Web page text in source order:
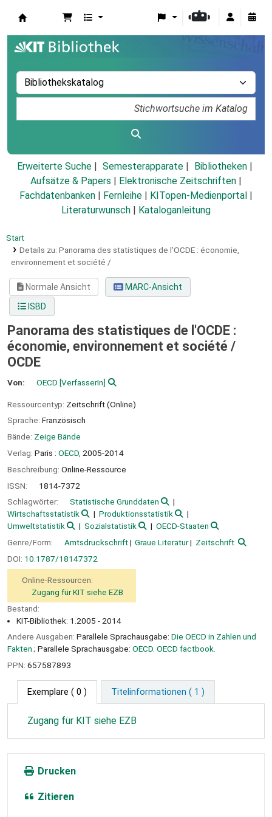
Erweiterte Suche Semesterapparate
Bibliotheken
Aufsätze & Papers
Elektronische Zeitschriften
Fachdatenbanken
Fernleihe KITopen-Medienportal
Literaturwunsch
Kataloganleitung
Start
Details zu: Panorama des statistiques de l'OCDE : économie,
environnement et société /
Normale Ansicht
MARC-Ansicht
ISBD
Panorama des statistiques de l'OCDE :
économie, environnement et société /
OCDE
Von: OECD [VerfasserIn]
Ressourcentyp: Zeitschrift (Online)
Sprache: Französisch
Bände: Zeige Bände
Verlag: Paris : OECD, 2005-2014
Beschreibung: Online-Ressource
ISSN:
1814-7372
Schlagwörter:
Statistische Grunddaten
Wirtschaftsstatistik
Produktionsstatistik
Umweltstatistik
Sozialstatistik
OECD-Staaten
Genre/Form:
Amtsdruckschrift Graue Literatur
Zeitschrift
DOI: 10.1787/18147372
Online-Ressourcen:
Zugang für KIT siehe EZB
Bestand:
KIT-Bibliothek: 1.2005 - 2014
Andere Ausgaben: Parallele Sprachausgabe: Die OECD in Zahlen und
Fakten.; Parallele Sprachausgabe: OECD. OECD factbook.
PPN: 657587893
Exemplare ( 0 ) Titelinformationen ( 1 )
Zugang für KIT siehe EZB
Drucken
Zitieren